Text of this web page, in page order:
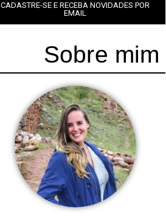
CADASTRE-SE E RECEBA NOVIDADES POR
EMAIL
Sobre mim